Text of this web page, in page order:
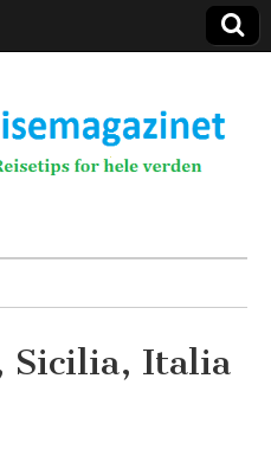
Sicilia, Italia